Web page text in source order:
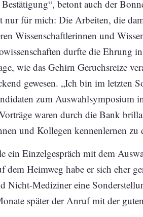
betont auch der
nur für mich: Die Arbeiten, die
Wissenschaftlerinnen und
durfte die Ehrung
wie das Gehirn Geruchsreize
gewesen. „Ich bin im letzten
zum Auswahlsymposium
waren durch die Bank
und Kollegen kennenlernen zu
ein Einzelgespräch mit dem
Heimweg habe er sich eher
Nicht-Mediziner eine
später der Anruf mit der